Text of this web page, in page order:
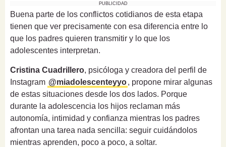
PUBLICIDAD
Buena parte de los conflictos cotidianos de esta etapa
tienen que ver precisamente con esa diferencia entre lo
que los padres quieren transmitir y lo que los
adolescentes interpretan.
Cristina Cuadrillero, psicóloga y creadora del perfil de
Instagram @miadolescenteyyo, propone mirar algunas
de estas situaciones desde los dos lados. Porque
durante la adolescencia los hijos reclaman más
autonomía, intimidad y confianza mientras los padres
afrontan una tarea nada sencilla: seguir cuidándolos
mientras aprenden, poco a poco, a soltar.